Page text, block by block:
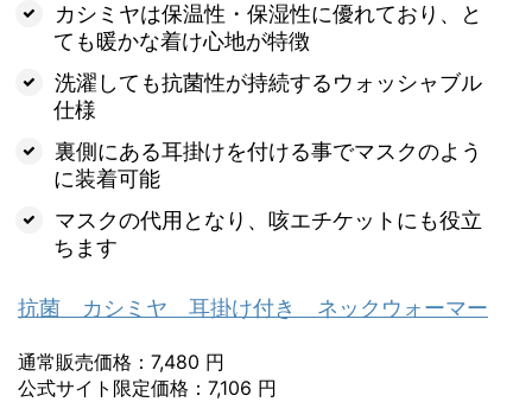
カシミヤは保温性・保湿性に優れており、と
ても暖かな着け心地が特徴
洗濯しても抗菌性が持続するウォッシャブル
仕様
裏側にある耳掛けを付ける事でマスクのよう
に装着可能
マスクの代用となり、咳エチケットにも役立
ちます
抗菌 カシミヤ 耳掛け付き ネックウォーマー
通常販売価格：7,480 円
公式サイト限定価格：7,106 円